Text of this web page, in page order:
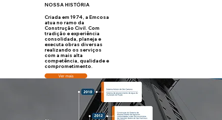
NOSSA HISTÓRIA
Criada em 1974, a Emcosa
atua no ramo da
Construção Civil. Com
tradição e experiência
consolidada, planeja e
executa obras diversas
realizando os serviços
com a mais alta
competência, qualidade e
comprometimento.
Ver mais